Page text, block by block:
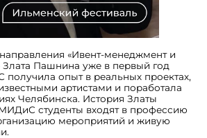
направления «Ивент-менеджмент и
Пашнина уже в первый год
опыт в реальных проектах,
артистами и поработала
Челябинска. История Златы
МИДиС студенты входят в профессию
мероприятий и живую